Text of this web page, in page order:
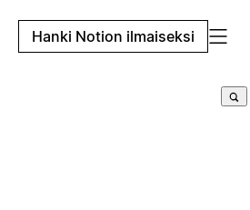
Hanki Notion ilmaiseksi